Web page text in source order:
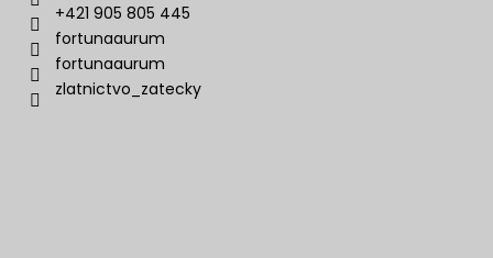
+421 905 805 445
fortunaaurum
fortunaaurum
zlatnictvo_zatecky